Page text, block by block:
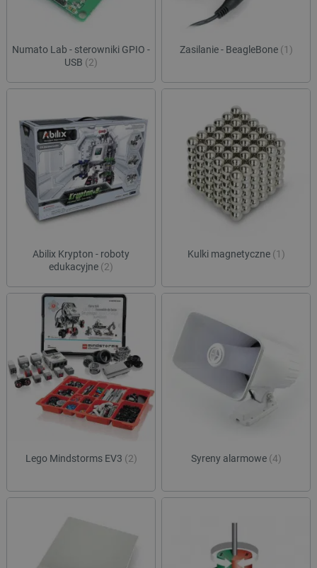
Numato Lab - sterowniki GPIO -
USB (2)
Zasilanie - BeagleBone (1)
Abilix Krypton - roboty
edukacyjne (2)
Kulki magnetyczne (1)
Lego Mindstorms EV3 (2) Syreny alarmowe (4)